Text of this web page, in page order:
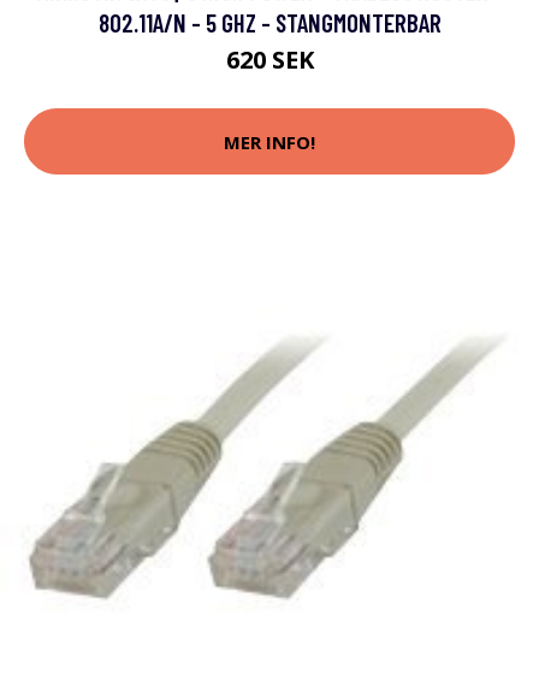
802.11A/N - 5 GHZ - STANGMONTERBAR
620 SEK
MER INFO!